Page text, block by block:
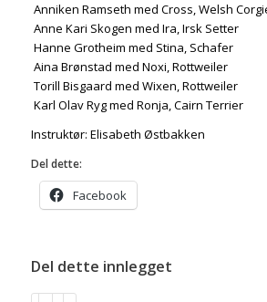
 Anniken Ramseth med Cross, Welsh
 Anne Kari Skogen med Ira, Irsk Setter
 Hanne Grotheim med Stina, Schafer
 Aina Brønstad med Noxi, Rottweiler
 Torill Bisgaard med Wixen, Rottweiler
 Karl Olav Ryg med Ronja, Cairn Terrier
Instruktør: Elisabeth Østbakken
Del dette:
Facebook
Del dette innlegget